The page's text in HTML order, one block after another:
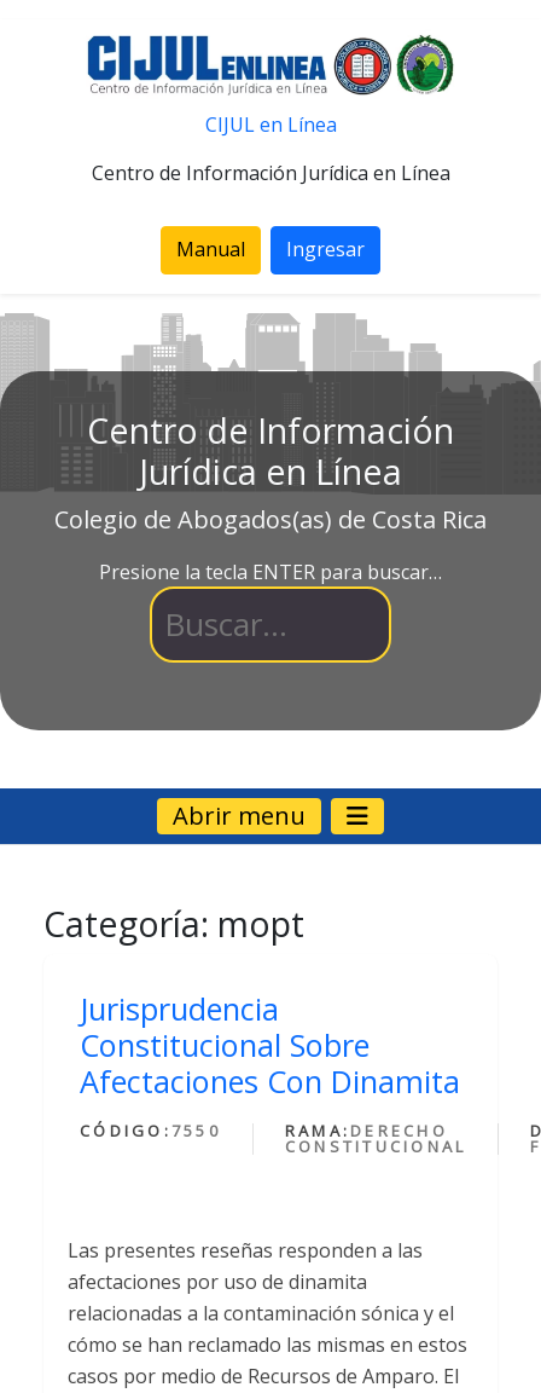
CIJUL en Línea
Centro de Información Jurídica en Línea
Manual Ingresar
Centro de Información
Jurídica en Línea
Colegio de Abogados(as) de Costa Rica
Presione la tecla ENTER para buscar…
Abrir menu
Categoría: mopt
Jurisprudencia
Constitucional Sobre
Afectaciones Con Dinamita
CÓDIGO: 7550 RAMA: DERECHO
CONSTITUCIONAL
Las presentes reseñas responden a las
afectaciones por uso de dinamita
relacionadas a la contaminación sónica y el
cómo se han reclamado las mismas en estos
casos por medio de Recursos de Amparo. El